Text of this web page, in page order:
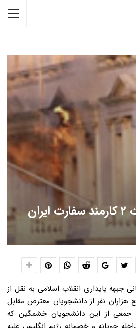
بازخوانی شهادت ۲ کارمند سفارت ایران
جبهه پایداری انقلاب اسلامی به نقل از
هزاران نفر از دانشجویان معترض مقابل
جمعی از این دانشجویان خشمگین که